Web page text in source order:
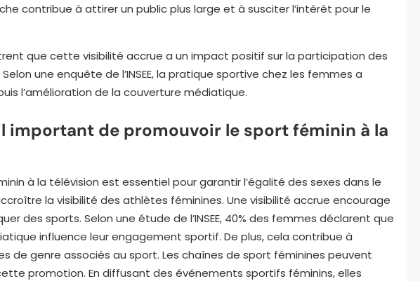
contribue à attirer un public plus large et à susciter l’intérêt pour le
que cette visibilité accrue a un impact positif sur la participation des
une enquête de l’INSEE, la pratique sportive chez les femmes a
l’amélioration de la couverture médiatique.
important de promouvoir le sport féminin à la
à la télévision est essentiel pour garantir l’égalité des sexes dans le
la visibilité des athlètes féminines. Une visibilité accrue encourage
des sports. Selon une étude de l’INSEE, 40% des femmes déclarent que
influence leur engagement sportif. De plus, cela contribue à
de genre associés au sport. Les chaînes de sport féminines peuvent
promotion. En diffusant des événements sportifs féminins, elles